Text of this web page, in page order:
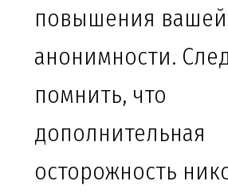
повышения вашей
анонимности.
помнить, что
дополнительная
осторожность